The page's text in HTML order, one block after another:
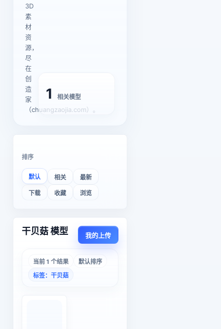
3D
素
材
资
源，
尽
在
创
造
家
（chuangzaojia.com）。
1 相关模型
排序
默认 相关 最新
下载 收藏 浏览
干贝菇 模型 我的上传
当前 1 个结果
默认排序
标签：干贝菇